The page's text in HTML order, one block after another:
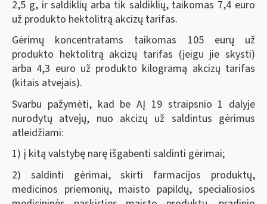
2,5 g, ir saldiklių arba tik saldiklių, taikomas 7,4 euro
už produkto hektolitrą akcizų tarifas.
Gėrimų koncentratams taikomas 105 eurų už
produkto hektolitrą akcizų tarifas (jeigu jie skysti)
arba 4,3 euro už produkto kilogramą akcizų tarifas
(kitais atvejais).
Svarbu pažymėti, kad be AĮ 19 straipsnio 1 dalyje
nurodytų atvejų, nuo akcizų už saldintus gėrimus
atleidžiami:
1) į kitą valstybę narę išgabenti saldinti gėrimai;
2) saldinti gėrimai, skirti farmacijos produktų,
medicinos priemonių, maisto papildų, specialiosios